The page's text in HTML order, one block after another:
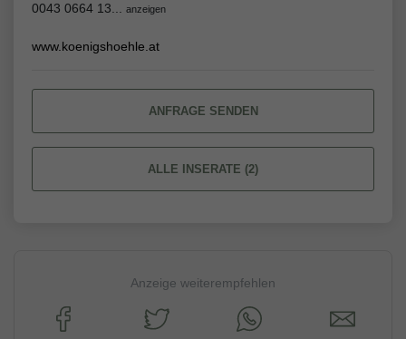
0043 0664 13... anzeigen
www.koenigshoehle.at
ANFRAGE SENDEN
ALLE INSERATE (2)
Anzeige weiterempfehlen